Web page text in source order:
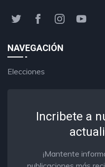
NAVEGACIÓN
Elecciones
Incribete a
¡Mantente